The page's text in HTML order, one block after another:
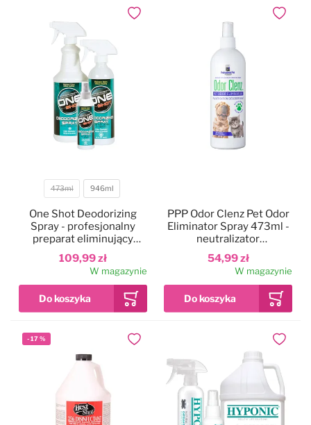
Pojemność
473ml 946ml
109,99 zł
One Shot Deodorizing
Spray - profesjonalny
preparat eliminujący
brzydkie zapachy z sierści
zwierząt i otoczenia
(ubrań, kuwet, klatek, auta
itp.)
W magazynie
Dodaj do ulubionych
54,99 zł
PPP Odor Clenz Pet Odor
Eliminator Spray 473ml -
neutralizator
nieprzyjemnych
zapachów do sierści, do
klatek, do domu
W magazynie
Dodaj
-17%
Dodaj do ulubionych Dodaj